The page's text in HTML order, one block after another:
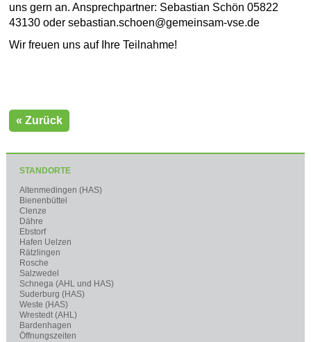
uns gern an. Ansprechpartner: Sebastian Schön 05822
43130 oder sebastian.schoen@gemeinsam-vse.de
Wir freuen uns auf Ihre Teilnahme!
« Zurück
STANDORTE
Altenmedingen (HAS)
Bienenbüttel
Clenze
Dähre
Ebstorf
Hafen Uelzen
Rätzlingen
Rosche
Salzwedel
Schnega (AHL und HAS)
Suderburg (HAS)
Weste (HAS)
Wrestedt (AHL)
Bardenhagen
Öffnungszeiten